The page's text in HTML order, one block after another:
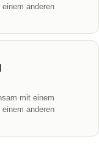
anderen
mit einem
anderen